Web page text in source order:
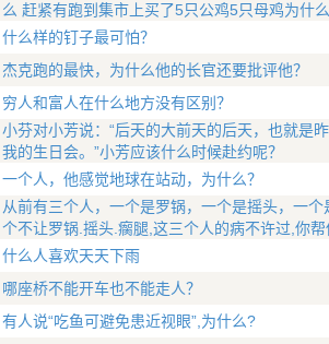
么 赶紧有跑到集市上买了5只公鸡5只母鸡为什
什么样的钉子最可怕？
杰克跑的最快，为什么他的长官还要批评他？
穷人和富人在什么地方没有区别？
小芬对小芳说：“后天的大前天的后天，也就是
我的生日会。”小芳应该什么时候赴约呢？
一个人，他感觉地球在站动，为什么？
从前有三个人，一个是罗锅，一个是摇头，一
个不让罗锅.摇头.瘸腿,这三个人的病不许过,你
什么人喜欢天天下雨
哪座桥不能开车也不能走人？
有人说“吃鱼可避免患近视眼”,为什么?